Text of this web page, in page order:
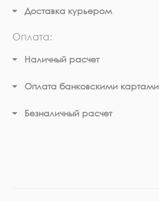
Доставка курьером
Оплата:
Наличный расчет
Оплата банковскими картами
Безналичный расчет